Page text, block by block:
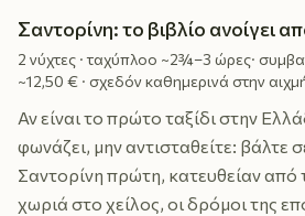
Σαντορίνη: το βιβλίο ανοίγει
2 νύχτες · ταχύπλοο ~2¾–3 ώρες·
~12,50 € · σχεδόν καθημερινά στην
Αν είναι το πρώτο ταξίδι στην
φωνάζει, μην αντισταθείτε: βάλτε
Σαντορίνη πρώτη, κατευθείαν από
χωριά στο χείλος, οι δρόμοι της